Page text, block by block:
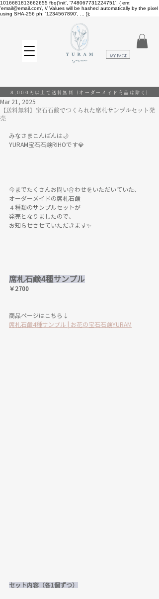
1016681813662655 fbq('init', '748067731224751', { em:
'email@email.com', // Values will be hashed automatically by the pixel
using SHA-256 ph: '1234567890', ... });
​MY PAGE
8,000円以上で送料無料 (オーダーメイド商品は除く)
【送料無料】宝石石鹸でつくられた席札サンプルセット発
売
Mar 21, 2025
みなさまこんばんは🌙
YURAM宝石石鹸RIHOです💎
今までたくさんお問い合わせをいただいていた、
オーダーメイドの席札石鹸
４種類のサンプルセットが
発売となりましたので、
お知らせさせていただきます✨
席札石鹸4種サンプル
￥2700
商品ページはこちら↓
席札石鹸4種サンプル | お花の宝石石鹸YURAM
セット内容（各1個ずつ）